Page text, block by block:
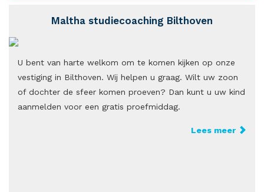
Maltha studiecoaching Bilthoven
U bent van harte welkom om te komen kijken op onze
vestiging in Bilthoven. Wij helpen u graag. Wilt uw zoon
of dochter de sfeer komen proeven? Dan kunt u uw kind
aanmelden voor een gratis proefmiddag.
Lees meer